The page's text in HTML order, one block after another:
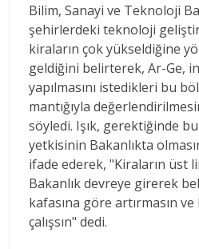
Bilim, Sanayi ve Teknoloji
şehirlerdeki teknoloji
kiraların çok yükseldiğine
geldiğini belirterek, Ar-Ge,
yapılmasını istedikleri bu
mantığıyla
söyledi. Işık, gerektiğinde
yetkisinin Bakanlıkta
ifade ederek, "Kiraların üst
Bakanlık devreye girerek
kafasına göre artırmasın
çalışsın" dedi.